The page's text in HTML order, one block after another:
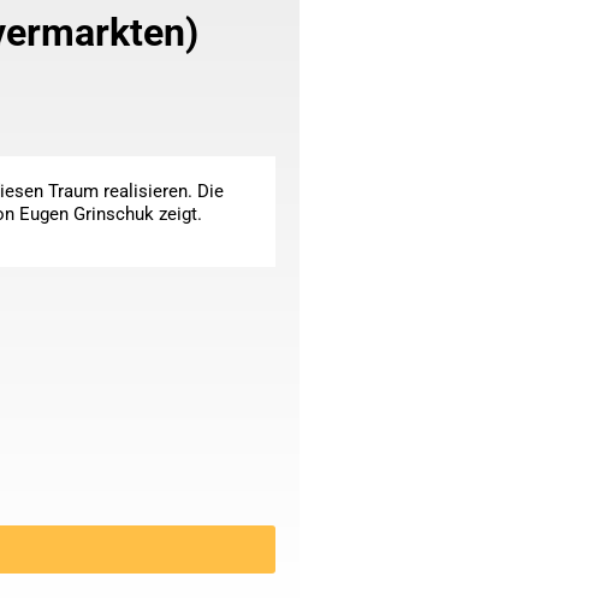
Traum realisieren. Die
Eugen Grinschuk zeigt.